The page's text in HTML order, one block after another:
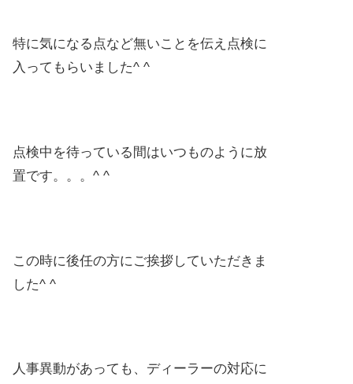
特に気になる点など無いことを伝え点検に
入ってもらいました^ ^
点検中を待っている間はいつものように放
置です。。。^ ^
この時に後任の方にご挨拶していただきま
した^ ^
人事異動があっても、ディーラーの対応に